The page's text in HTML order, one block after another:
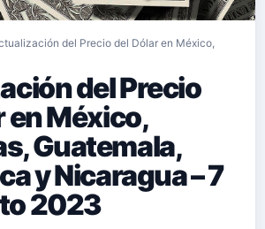
del Precio del Dólar en México,
del Precio
en México,
Guatemala,
y Nicaragua – 7
2023